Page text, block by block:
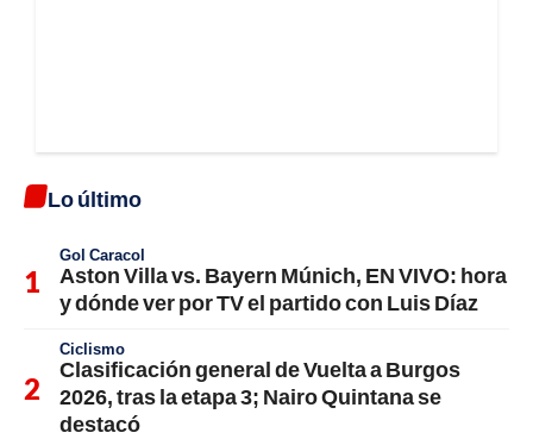
Lo último
Gol Caracol
Aston Villa vs. Bayern Múnich, EN VIVO: hora
y dónde ver por TV el partido con Luis Díaz
Ciclismo
Clasificación general de Vuelta a Burgos
2026, tras la etapa 3; Nairo Quintana se
destacó